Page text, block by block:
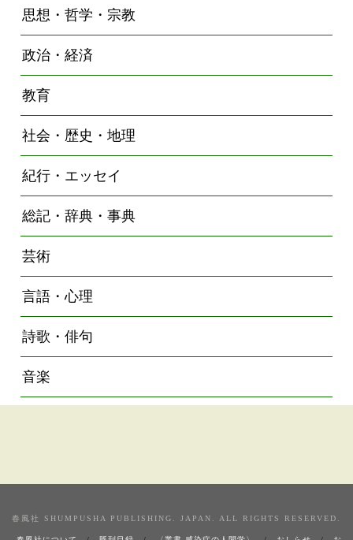
思想・哲学・宗教
政治・経済
教育
社会・歴史・地理
紀行・エッセイ
総記・辞典・事典
芸術
言語・心理
詩歌・俳句
音楽
春風社 SHUMPUSHA PUBLISHING. JAPAN. ALL RIGHTS RESERVED.